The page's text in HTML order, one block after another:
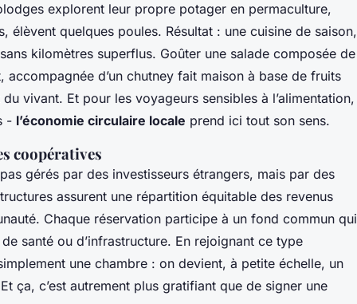
explorent leur propre potager en permaculture,
élèvent quelques poules. Résultat : une cuisine de saison,
kilomètres superflus. Goûter une salade composée de
accompagnée d’un chutney fait maison à base de fruits
vivant. Et pour les voyageurs sensibles à l’alimentation,
- l’économie circulaire locale prend ici tout son sens.
coopératives
gérés par des investisseurs étrangers, mais par des
assurent une répartition équitable des revenus
Chaque réservation participe à un fond commun qui
santé ou d’infrastructure. En rejoignant ce type
une chambre : on devient, à petite échelle, un
ça, c’est autrement plus gratifiant que de signer une